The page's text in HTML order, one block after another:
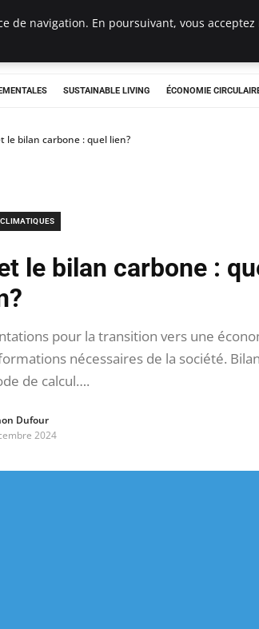
SUSTAINABLE LIVING ÉCONOMIE
le bilan carbone : quel lien?
le bilan carbone :
pour la transition vers une
nécessaires de la société. Bilan
de calcul….
Dufour
2024
de navigation. En poursuivant, vous